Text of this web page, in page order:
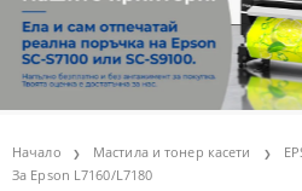
Начало Мастила и тонер касети
За Epson L7160/L7180